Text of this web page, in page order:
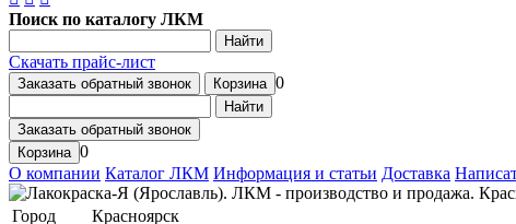
Поиск по каталогу ЛКМ
Найти
Скачать прайс-лист
Заказать обратный звонок Корзина 0
Найти
Заказать обратный звонок
Корзина 0
О компании Каталог ЛКМ Информация и статьи Доставка
Город Красноярск